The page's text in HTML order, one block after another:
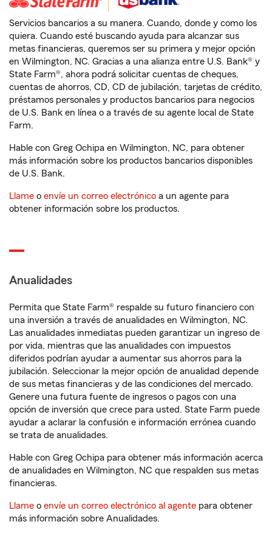
Servicios bancarios a su manera. Cuando, donde y como los
quiera. Cuando esté buscando ayuda para alcanzar sus
metas financieras, queremos ser su primera y mejor opción
en Wilmington, NC. Gracias a una alianza entre U.S. Bank® y
State Farm®, ahora podrá solicitar cuentas de cheques,
cuentas de ahorros, CD, CD de jubilación, tarjetas de crédito,
préstamos personales y productos bancarios para negocios
de U.S. Bank en línea o a través de su agente local de State
Farm.
Hable con Greg Ochipa en Wilmington, NC, para obtener
más información sobre los productos bancarios disponibles
de U.S. Bank.
Llame o envíe un correo electrónico a un agente para
obtener información sobre los productos.
Anualidades
Permita que State Farm® respalde su futuro financiero con
una inversión a través de anualidades en Wilmington, NC.
Las anualidades inmediatas pueden garantizar un ingreso de
por vida, mientras que las anualidades con impuestos
diferidos podrían ayudar a aumentar sus ahorros para la
jubilación. Seleccionar la mejor opción de anualidad depende
de sus metas financieras y de las condiciones del mercado.
Genere una futura fuente de ingresos o pagos con una
opción de inversión que crece para usted. State Farm puede
ayudar a aclarar la confusión e información errónea cuando
se trata de anualidades.
Hable con Greg Ochipa para obtener más información acerca
de anualidades en Wilmington, NC que respalden sus metas
financieras.
Llame o envíe un correo electrónico al agente para obtener
más información sobre Anualidades.